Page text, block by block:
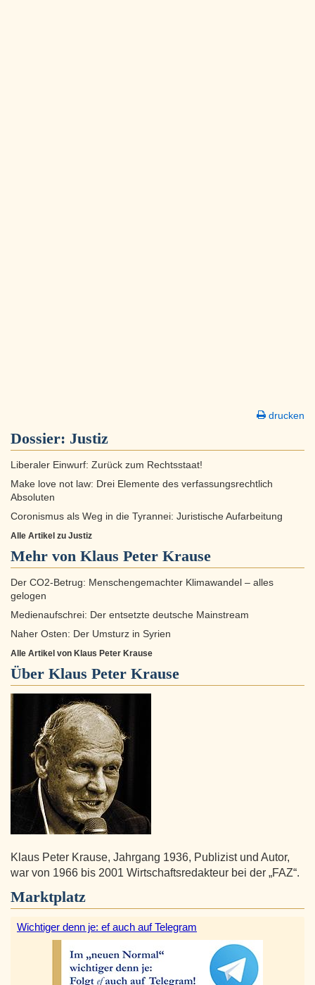
drucken
Dossier: Justiz
Liberaler Einwurf: Zurück zum Rechtsstaat!
Make love not law: Drei Elemente des verfassungsrechtlich
Absoluten
Coronismus als Weg in die Tyrannei: Juristische Aufarbeitung
Alle Artikel zu Justiz
Mehr von Klaus Peter Krause
Der CO2-Betrug: Menschengemachter Klimawandel – alles
gelogen
Medienaufschrei: Der entsetzte deutsche Mainstream
Naher Osten: Der Umsturz in Syrien
Alle Artikel von Klaus Peter Krause
Über Klaus Peter Krause
Klaus Peter Krause, Jahrgang 1936, Publizist und Autor,
war von 1966 bis 2001 Wirtschaftsredakteur bei der „FAZ“.
Marktplatz
Wichtiger denn je: ef auch auf Telegram